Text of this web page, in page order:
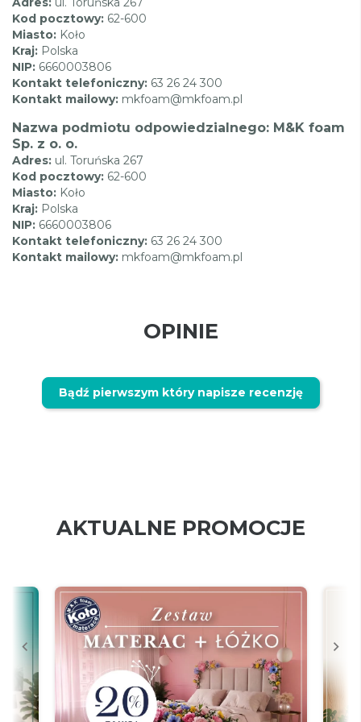
Kod pocztowy: 62-600
Miasto: Koło
Kraj: Polska
NIP: 6660003806
Kontakt telefoniczny: 63 26 24 300
Kontakt mailowy: mkfoam@mkfoam.pl
Nazwa podmiotu odpowiedzialnego: M&K foam
Sp. z o. o.
Adres: ul. Toruńska 267
Kod pocztowy: 62-600
Miasto: Koło
Kraj: Polska
NIP: 6660003806
Kontakt telefoniczny: 63 26 24 300
Kontakt mailowy: mkfoam@mkfoam.pl
OPINIE
Bądź pierwszym który napisze recenzję
AKTUALNE PROMOCJE